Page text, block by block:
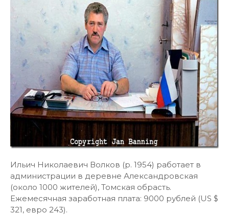
Ильич Николаевич Волков (р. 1954) работает в
администрации в деревне Александровская
(около 1000 жителей), Томская обрасть.
Ежемесячная заработная плата: 9000 рублей (US $
321, евро 243).